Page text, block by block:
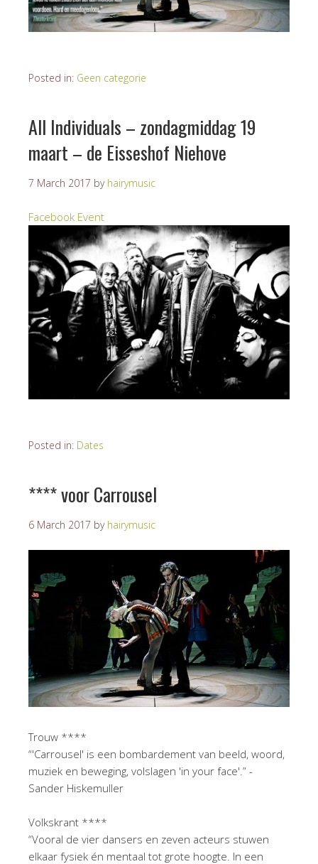
Posted in: Geen categorie
All Individuals – zondagmiddag 19
maart – de Eisseshof Niehove
7 March 2017 by hairymusic
Facebook Event
Posted in: Dates
**** voor Carrousel
6 March 2017 by hairymusic
Trouw ****
“'Carrousel' is een bombardement van beeld, woord,
muziek en beweging, volslagen 'in your face'.” -
Sander Hiskemuller
Volkskrant ****
“Vooral de vier dansers en zeven acteurs stuwen
elkaar fysiek én mentaal tot grote hoogte. In een